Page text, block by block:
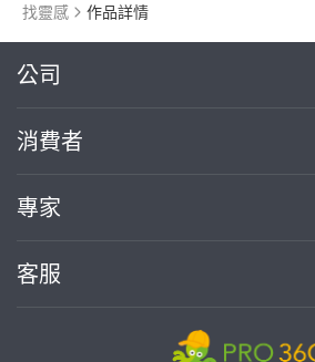
找靈感 作品詳情
公司
關於我們
部落格
加入我們
消費者
買服務
熱門服務
專家
案件中心
客服
繼續完成